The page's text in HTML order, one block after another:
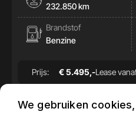
232.850 km
Brandstof
Benzine
Prijs: € 5.495,-Lease
We gebruiken